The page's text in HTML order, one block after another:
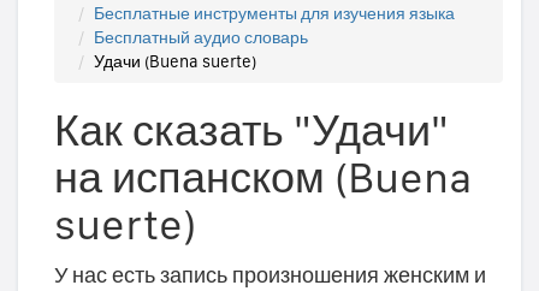
Бесплатные инструменты для изучения языка
Бесплатный аудио словарь
Удачи (Buena suerte)
Как сказать "Удачи"
на испанском (Buena
suerte)
У нас есть запись произношения женским и